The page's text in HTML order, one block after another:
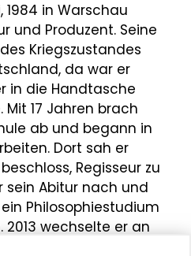
1984 in Warschau
und Produzent. Seine
Kriegszustandes
da war er
in die Handtasche
17 Jahren brach
ab und begann in
Dort sah er
Regisseur zu
sein Abitur nach und
Philosophiestudium
2013 wechselte er an